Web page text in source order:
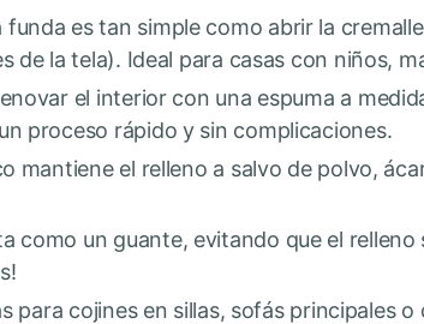
funda es tan simple como abrir la
de la tela). Ideal para casas con niños,
el interior con una espuma a
proceso rápido y sin complicaciones.
mantiene el relleno a salvo de polvo,
como un guante, evitando que el relleno
para cojines en sillas, sofás principales o